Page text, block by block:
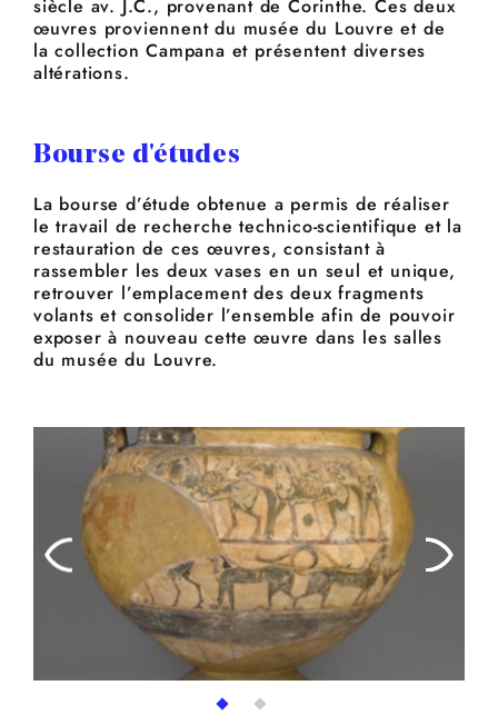
siècle av. J.C., provenant de Corinthe. Ces deux
œuvres proviennent du musée du Louvre et de
la collection Campana et présentent diverses
altérations.
Bourse d'études
La bourse d’étude obtenue a permis de réaliser
le travail de recherche technico-scientifique et la
restauration de ces œuvres, consistant à
rassembler les deux vases en un seul et unique,
retrouver l’emplacement des deux fragments
volants et consolider l’ensemble afin de pouvoir
exposer à nouveau cette œuvre dans les salles
du musée du Louvre.